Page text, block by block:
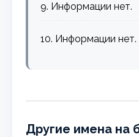
9. Информации нет.
10. Информации нет.
Другие имена на